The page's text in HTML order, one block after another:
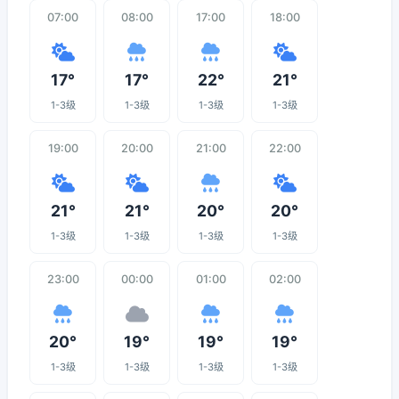
07:00
17°
1-3级
08:00
17°
1-3级
17:00
22°
1-3级
18:00
21°
1-3级
19:00
21°
1-3级
20:00
21°
1-3级
21:00
20°
1-3级
22:00
20°
1-3级
23:00
20°
1-3级
00:00
19°
1-3级
01:00
19°
1-3级
02:00
19°
1-3级